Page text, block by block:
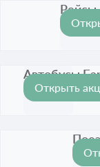
Рейсы
Срок
Автобусы
Срок акции
Открыть